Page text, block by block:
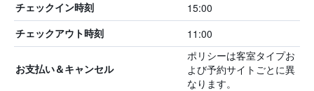
チェックイン時刻 15:00
チェックアウト時刻 11:00
お支払い＆キャンセル
ポリシーは客室タイプお
よび予約サイトごとに異
なります。